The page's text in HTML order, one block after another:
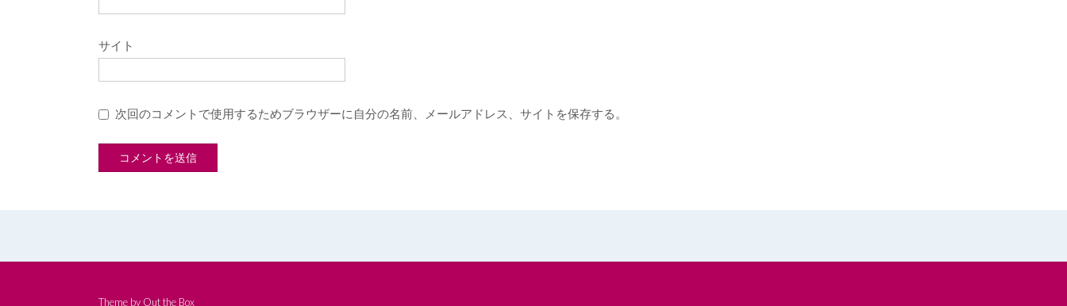
サイト
次回のコメントで使用するためブラウザーに自分の名前、メールアドレス、サイトを保存する。
Theme by Out the Box